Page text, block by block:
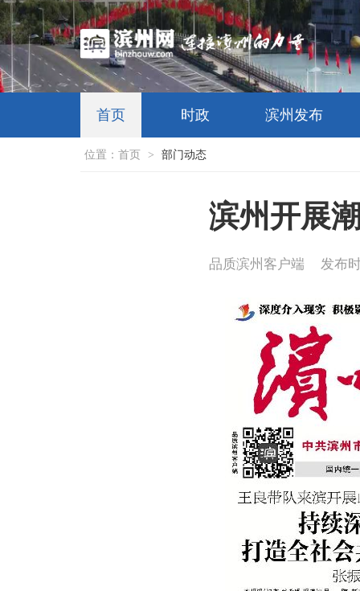
首页 时政 滨州发布
位置： 首页 > 部门动态
滨州开展
品质滨州客户端 发布